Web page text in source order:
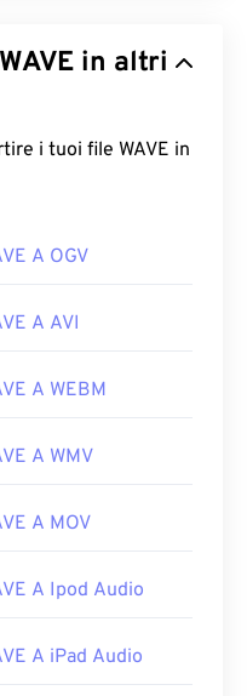
00 00 00
00 00 00
file WAVE in
A OGV
A AVI
A WEBM
A WMV
A MOV
A Ipod Audio
A iPad Audio